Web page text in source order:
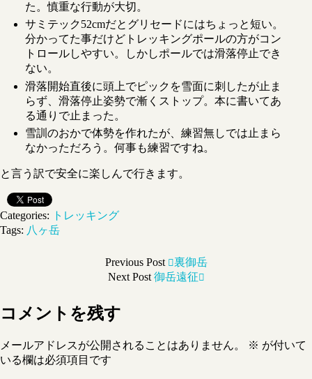
た。慎重な行動が大切。
サミテック52cmだとグリセードにはちょっと短い。
分かってた事だけどトレッキングポールの方がコン
トロールしやすい。しかしポールでは滑落停止でき
ない。
滑落開始直後に頭上でピックを雪面に刺したが止ま
らず、滑落停止姿勢で漸くストップ。本に書いてあ
る通りで止まった。
雪訓のおかで体勢を作れたが、練習無しでは止まら
なかっただろう。何事も練習ですね。
と言う訳で安全に楽しんで行きます。
Categories:
トレッキング
Tags: 八ヶ岳
Previous Post
裏御岳
Next Post御岳遠征
コメントを残す
メールアドレスが公開されることはありません。 ※ が付いて
いる欄は必須項目です